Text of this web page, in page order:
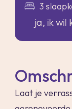
3
ja, ik wil
Laat je